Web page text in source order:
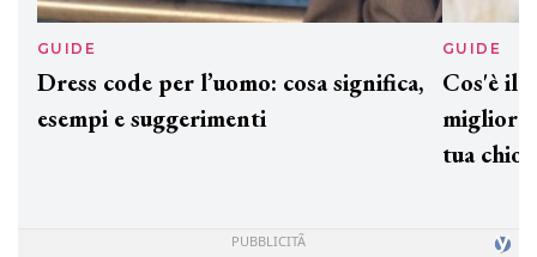
GUIDE
Dress code per l’uomo: cosa significa,
esempi e suggerimenti
GUIDE
tua